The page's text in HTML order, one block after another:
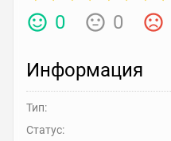
0 0
Информация
Тип:
Статус: